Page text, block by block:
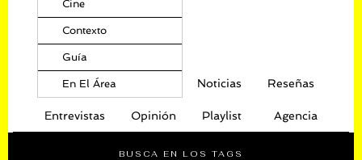
Cine
Contexto
Guía
En El Área Noticias Reseñas
Entrevistas Opinión Playlist Agencia
BUSCA EN LOS TAGS